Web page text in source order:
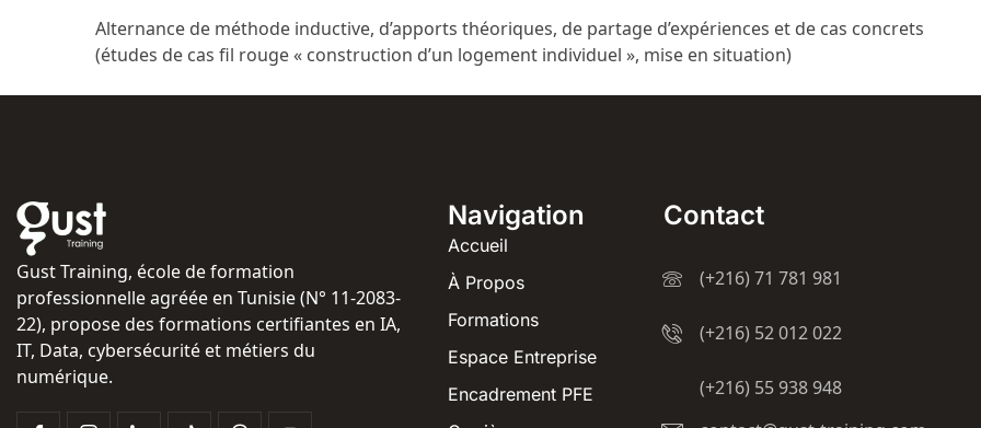
Alternance de méthode inductive, d’apports théoriques, de partage d’expériences et de cas concrets
(études de cas fil rouge « construction d’un logement individuel », mise en situation)
Gust Training, école de formation
professionnelle agréée en Tunisie (N° 11-2083-
22), propose des formations certifiantes en IA,
IT, Data, cybersécurité et métiers du
numérique.
Navigation
Accueil
À Propos
Formations
Espace Entreprise
Encadrement PFE
Contact
(+216) 71 781 981
(+216) 52 012 022
(+216) 55 938 948